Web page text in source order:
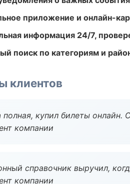
приложение и онлайн-
информация 24/7,
поиск по категориям и
клиентов
купил билеты онлайн.
компании
справочник выручил,
компании